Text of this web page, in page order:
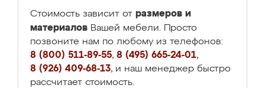
Стоимость зависит от размеров и
материалов Вашей мебели. Просто
позвоните нам по любому из телефонов:
8 (800) 511-89-55, 8 (495) 665-24-01,
8 (926) 409-68-13, и наш менеджер быстро
рассчитает стоимость.